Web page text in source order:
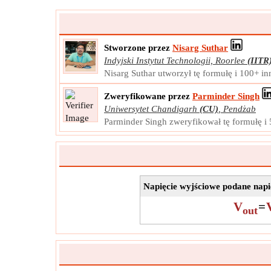
Stworzone przez Nisarg Suthar
Indyjski Instytut Technologii, Roorlee
Nisarg Suthar utworzył tę formułę i 100+
Zweryfikowane przez Parminder Singh
Uniwersytet Chandigarh (CU)
Pendżab
Parminder Singh zweryfikował tę formułę
Napięcie wyjściowe podane
Vout=